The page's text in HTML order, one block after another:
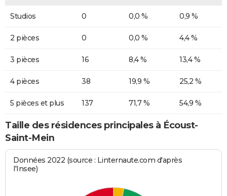
Studios 0 0,0 % 0,9 %
2 pièces 0 0,0 % 4,4 %
3 pièces 16 8,4 % 13,4 %
4 pièces 38 19,9 % 25,2 %
5 pièces et plus 137 71,7 % 54,9 %
Taille des résidences principales à Écoust-
Saint-Mein
Données 2022 (source : Linternaute.com d'après
l'Insee)